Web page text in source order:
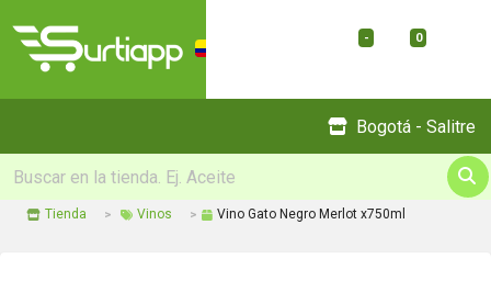
- 0
Bogotá - Salitre
Tienda Vinos Vino Gato Negro Merlot x750ml